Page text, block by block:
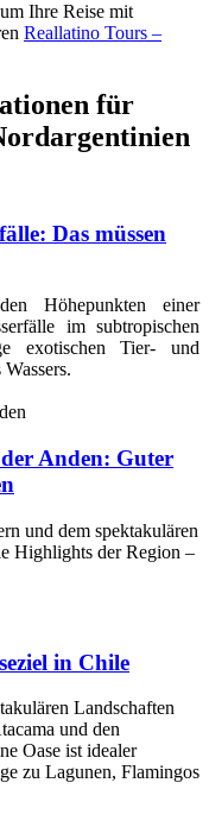
Ihre Reise mit
Reallatino Tours –
für
Das müssen
Höhepunkten einer
im subtropischen
exotischen Tier- und
Anden: Guter
und dem spektakulären
Highlights der Region –
in Chile
Landschaften
und den
Oase ist idealer
zu Lagunen, Flamingos